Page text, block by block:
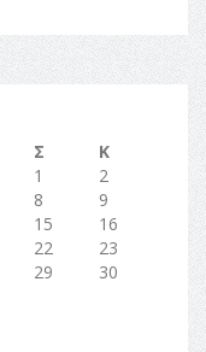
Σ
Κ
1
2
8
9
15
16
22
23
29
30